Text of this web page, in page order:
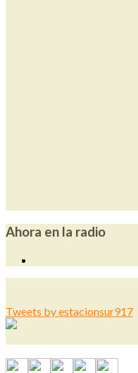
Ahora en la radio
Tweets by estacionsur917